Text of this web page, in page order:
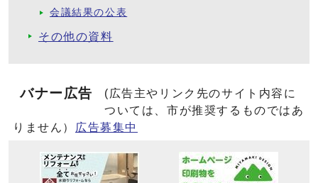
会議結果の公表
その他の資料
バナー広告
(広告主やリンク先のサイト内容に
ついては、市が推奨するものではあ
りません）
広告募集中